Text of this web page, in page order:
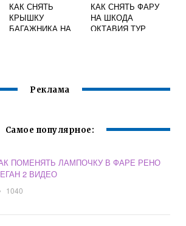
КАК СНЯТЬ
КРЫШКУ
БАГАЖНИКА НА
КАК СНЯТЬ ФАРУ
НА ШКОДА
ОКТАВИЯ ТУР
Реклама
Самое популярное:
ПОМЕНЯТЬ ЛАМПОЧКУ В ФАРЕ РЕНО
2 ВИДЕО
1040